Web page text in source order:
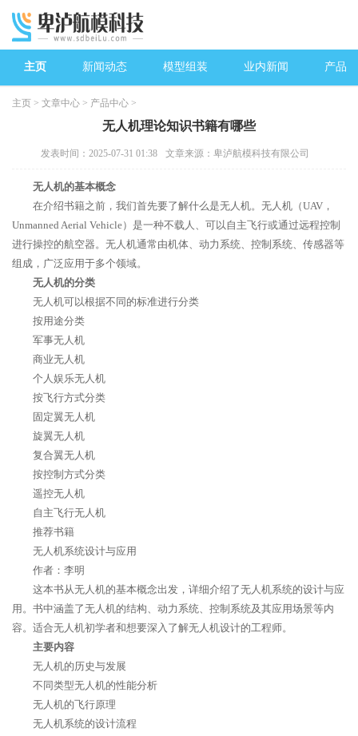
主页 新闻动态 模型组装 业内新闻 产品
主页 > 文章中心 > 产品中心 >
无人机理论知识书籍有哪些
发表时间：2025-07-31 01:38 文章来源：卑泸航模科技有限公司
无人机的基本概念
在介绍书籍之前，我们首先要了解什么是无人机。无人机（UAV，
Unmanned Aerial Vehicle）是一种不载人、可以自主飞行或通过远程控制
进行操控的航空器。无人机通常由机体、动力系统、控制系统、传感器等
组成，广泛应用于多个领域。
无人机的分类
无人机可以根据不同的标准进行分类
按用途分类
军事无人机
商业无人机
个人娱乐无人机
按飞行方式分类
固定翼无人机
旋翼无人机
复合翼无人机
按控制方式分类
遥控无人机
自主飞行无人机
推荐书籍
无人机系统设计与应用
作者：李明
这本书从无人机的基本概念出发，详细介绍了无人机系统的设计与应
用。书中涵盖了无人机的结构、动力系统、控制系统及其应用场景等内
容。适合无人机初学者和想要深入了解无人机设计的工程师。
主要内容
无人机的历史与发展
不同类型无人机的性能分析
无人机的飞行原理
无人机系统的设计流程